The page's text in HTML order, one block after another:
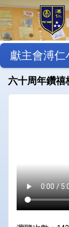
獻主會溥仁
六十周年鑽禧